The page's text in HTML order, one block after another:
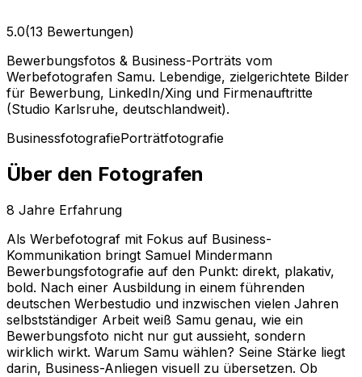
5.0(13 Bewertungen)
Bewerbungsfotos & Business-Porträts vom
Werbefotografen Samu. Lebendige, zielgerichtete Bilder
für Bewerbung, LinkedIn/Xing und Firmenauftritte
(Studio Karlsruhe, deutschlandweit).
BusinessfotografiePorträtfotografie
Über den Fotografen
8 Jahre Erfahrung
Als Werbefotograf mit Fokus auf Business-
Kommunikation bringt Samuel Mindermann
Bewerbungsfotografie auf den Punkt: direkt, plakativ,
bold. Nach einer Ausbildung in einem führenden
deutschen Werbestudio und inzwischen vielen Jahren
selbstständiger Arbeit weiß Samu genau, wie ein
Bewerbungsfoto nicht nur gut aussieht, sondern
wirklich wirkt. Warum Samu wählen? Seine Stärke liegt
darin, Business-Anliegen visuell zu übersetzen. Ob